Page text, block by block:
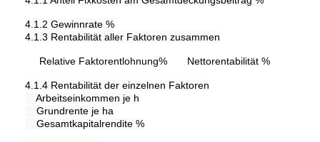
4.1.2 Gewinnrate %
4.1.3 Rentabilität aller Faktoren zusammen
Relative Faktorentlohnung% Nettorentabilität %
4.1.4 Rentabilität der einzelnen Faktoren
Arbeitseinkommen je h
Grundrente je ha
Gesamtkapitalrendite %